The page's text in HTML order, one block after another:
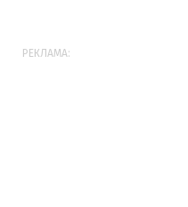
РЕКЛАМА: